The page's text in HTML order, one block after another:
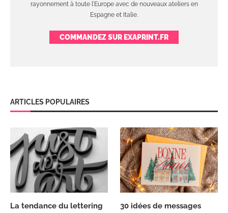
rayonnement à toute l'Europe avec de nouveaux ateliers en
Espagne et Italie.
COMMANDEZ SUR EXAPRINT.FR
ARTICLES POPULAIRES
La tendance du lettering
30 idées de messages